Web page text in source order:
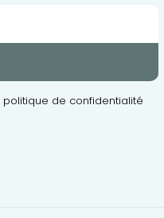
politique de confidentialité